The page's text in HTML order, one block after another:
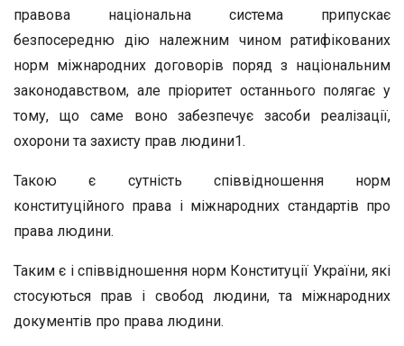
правова національна система припускає
безпосередню дію належним чином ратифікованих
норм міжнародних договорів поряд з національним
законодавством, але пріоритет останнього полягає у
тому, що саме воно забезпечує засоби реалізації,
охорони та захисту прав людини1.
Такою є сутність співвідношення норм
конституційного права і міжнародних стандартів про
права людини.
Таким є і співвідношення норм Конституції України, які
стосуються прав і свобод людини, та міжнародних
документів про права людини.